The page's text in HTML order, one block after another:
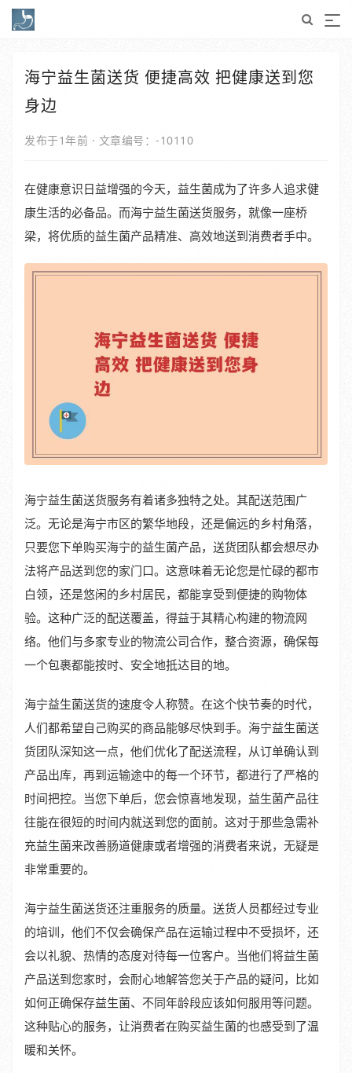
海宁益生菌送货 便捷高效 把健康送到您
身边
发布于1年前 · 文章编号：-10110
在健康意识日益增强的今天，益生菌成为了许多人追求健
康生活的必备品。而海宁益生菌送货服务，就像一座桥
梁，将优质的益生菌产品精准、高效地送到消费者手中。
海宁益生菌送货服务有着诸多独特之处。其配送范围广
泛。无论是海宁市区的繁华地段，还是偏远的乡村角落，
只要您下单购买海宁的益生菌产品，送货团队都会想尽办
法将产品送到您的家门口。这意味着无论您是忙碌的都市
白领，还是悠闲的乡村居民，都能享受到便捷的购物体
验。这种广泛的配送覆盖，得益于其精心构建的物流网
络。他们与多家专业的物流公司合作，整合资源，确保每
一个包裹都能按时、安全地抵达目的地。
海宁益生菌送货的速度令人称赞。在这个快节奏的时代，
人们都希望自己购买的商品能够尽快到手。海宁益生菌送
货团队深知这一点，他们优化了配送流程，从订单确认到
产品出库，再到运输途中的每一个环节，都进行了严格的
时间把控。当您下单后，您会惊喜地发现，益生菌产品往
往能在很短的时间内就送到您的面前。这对于那些急需补
充益生菌来改善肠道健康或者增强的消费者来说，无疑是
非常重要的。
海宁益生菌送货还注重服务的质量。送货人员都经过专业
的培训，他们不仅会确保产品在运输过程中不受损坏，还
会以礼貌、热情的态度对待每一位客户。当他们将益生菌
产品送到您家时，会耐心地解答您关于产品的疑问，比如
如何正确保存益生菌、不同年龄段应该如何服用等问题。
这种贴心的服务，让消费者在购买益生菌的也感受到了温
暖和关怀。